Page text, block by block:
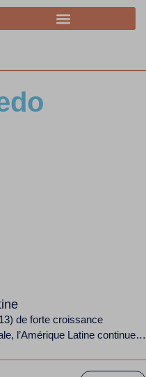
de forte croissance
l’Amérique Latine continue